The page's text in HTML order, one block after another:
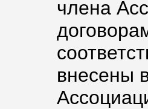
члена
внесены